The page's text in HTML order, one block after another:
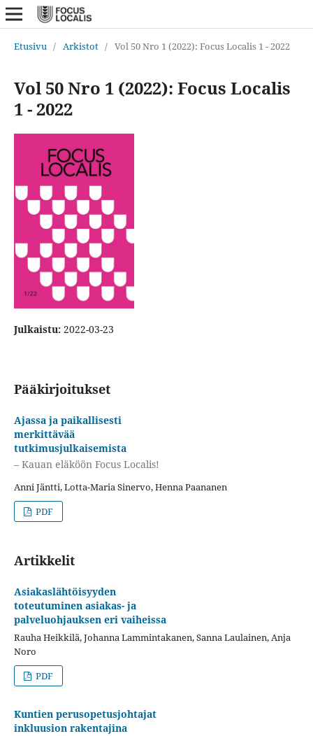
Etusivu / Arkistot / Vol 50 Nro 1 (2022): Focus Localis 1 - 2022
Vol 50 Nro 1 (2022): Focus Localis
1 - 2022
Julkaistu: 2022-03-23
Pääkirjoitukset
Ajassa ja paikallisesti
merkittävää
tutkimusjulkaisemista
– Kauan eläköön Focus Localis!
Anni Jäntti, Lotta-Maria Sinervo, Henna Paananen
PDF
Artikkelit
Asiakaslähtöisyyden
toteutuminen asiakas- ja
palveluohjauksen eri vaiheissa
Rauha Heikkilä, Johanna Lammintakanen, Sanna Laulainen, Anja
Noro
PDF
Kuntien perusopetusjohtajat
inkluusion rakentajina